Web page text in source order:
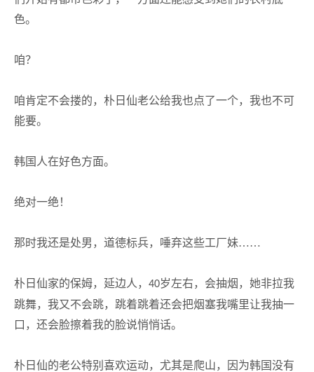
色。
咱？
咱肯定不会搂的，朴日仙老公给我也点了一个，我也不可
能要。
韩国人在好色方面。
绝对一绝！
那时我还是处男，道德标兵，唾弃这些工厂妹……
朴日仙家的保姆，延边人， 40岁左右，会抽烟，她非拉我
跳舞，我又不会跳，跳着跳着还会把烟塞我嘴里让我抽一
口，还会脸擦着我的脸说悄悄话。
朴日仙的老公特别喜欢运动，尤其是爬山，因为韩国没有